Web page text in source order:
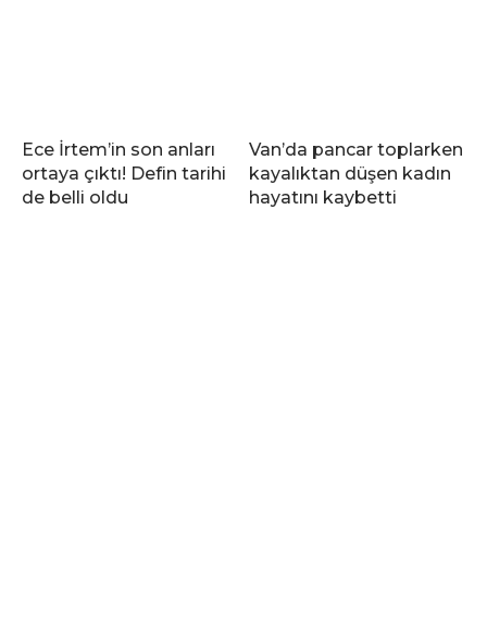
Ece İrtem’in son anları
ortaya çıktı! Defin tarihi
de belli oldu
Van’da pancar toplarken
kayalıktan düşen kadın
hayatını kaybetti